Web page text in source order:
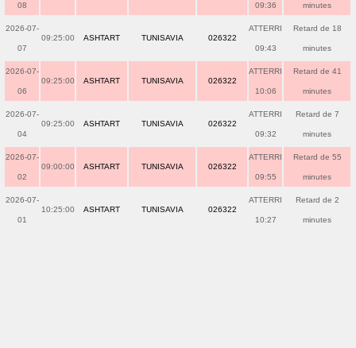
08 09:36 minutes
2026-07-
07
09:25:00 ASHTART TUNISAVIA 026322
ATTERRI
09:43
Retard de 18
minutes
2026-07-
06
09:25:00 ASHTART TUNISAVIA 026322
ATTERRI
10:06
Retard de 41
minutes
2026-07-
04
09:25:00 ASHTART TUNISAVIA 026322
ATTERRI
09:32
Retard de 7
minutes
2026-07-
02
09:00:00 ASHTART TUNISAVIA 026322
ATTERRI
09:55
Retard de 55
minutes
2026-07-
01
10:25:00 ASHTART TUNISAVIA 026322
ATTERRI
10:27
Retard de 2
minutes